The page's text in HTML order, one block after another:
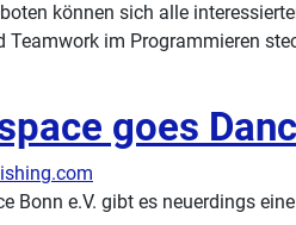
können sich alle
Teamwork im Programmieren
goes
Bonn e.V. gibt es neuerdings